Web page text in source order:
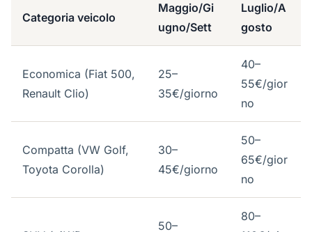
Categoria veicolo
Maggio/Gi
ugno/Sett
Luglio/A
gosto
Economica (Fiat 500,
Renault Clio)
25–
35€/giorno
40–
55€/gior
no
Compatta (VW Golf,
Toyota Corolla)
30–
45€/giorno
50–
65€/gior
no
50–
80–